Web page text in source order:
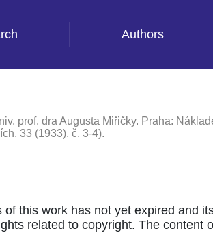
Authors
prof. dra Augusta Miřičky. Praha:
33 (1933), č. 3-4).
this work has not yet expired and
related to copyright. The